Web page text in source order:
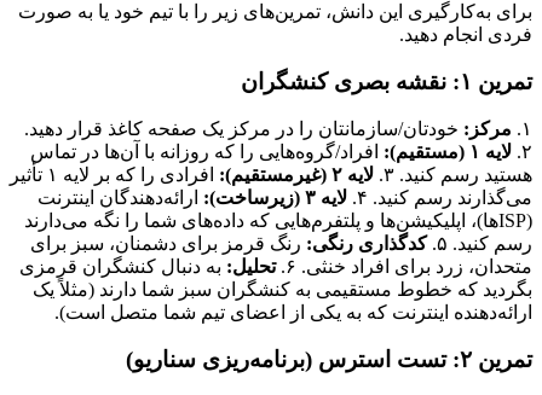
برای به‌کارگیری این دانش، تمرین‌های زیر را با تیم خود یا به صورت
فردی انجام دهید.
تمرین ۱: نقشه بصری کنشگران
۱. مرکز: خودتان/سازمانتان را در مرکز یک صفحه کاغذ قرار دهید.
۲. لایه ۱ (مستقیم):
افراد/گروه‌هایی را که روزانه با آن‌ها در تماس
هستید رسم کنید. ۳.
لایه ۲ (غیرمستقیم):
افرادی را که بر لایه ۱ تأثیر
می‌گذارند رسم کنید. ۴.
لایه ۳ (زیرساخت):
ارائه‌دهندگان اینترنت
(ISPها)، اپلیکیشن‌ها و پلتفرم‌هایی که داده‌های شما را نگه می‌دارند
رسم کنید. ۵.
کدگذاری رنگی: رنگ قرمز برای دشمنان، سبز برای
متحدان، زرد برای افراد خنثی. ۶.
تحلیل: به دنبال کنشگران قرمزی
بگردید که خطوط مستقیمی به کنشگران سبز شما دارند (مثلاً یک
ارائه‌دهنده اینترنت که به یکی از اعضای تیم شما متصل است).
تمرین ۲: تست استرس (برنامه‌ریزی سناریو)